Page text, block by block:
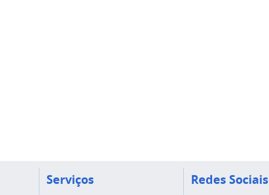
Serviços Redes Sociais